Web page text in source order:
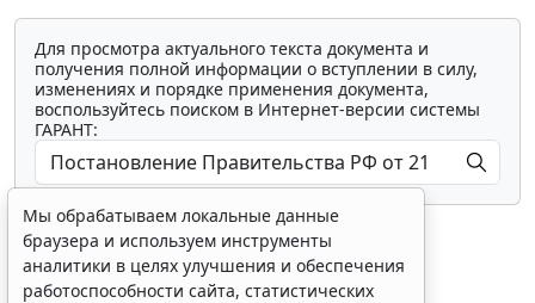
Для просмотра актуального текста документа и
получения полной информации о вступлении в силу,
изменениях и порядке применения документа,
воспользуйтесь поиском в Интернет-версии системы
ГАРАНТ:
Мы обрабатываем локальные данные
браузера и используем инструменты
аналитики в целях улучшения и обеспечения
работоспособности сайта, статистических